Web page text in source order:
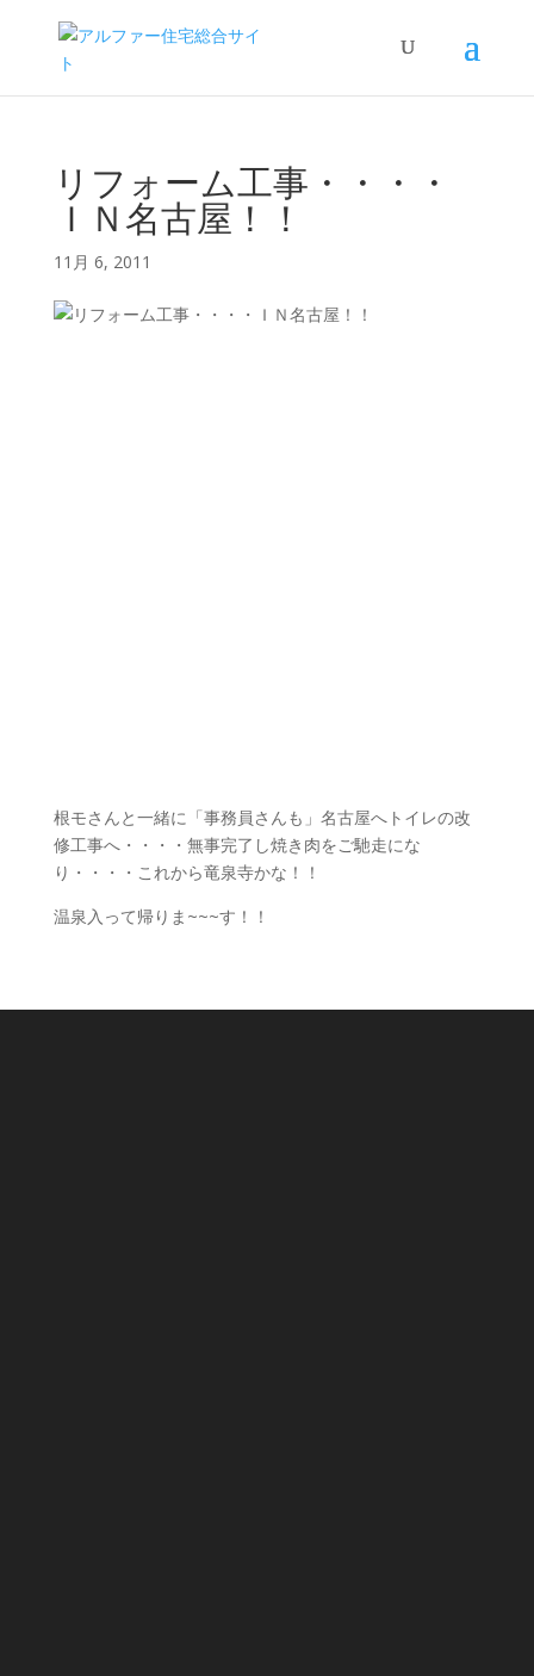
リフォーム工事・・・・
ＩＮ名古屋！！
11月 6, 2011
根モさんと一緒に「事務員さんも」名古屋へトイレの改
修工事へ・・・・無事完了し焼き肉をご馳走にな
り・・・・これから竜泉寺かな！！
温泉入って帰りま~~~す！！